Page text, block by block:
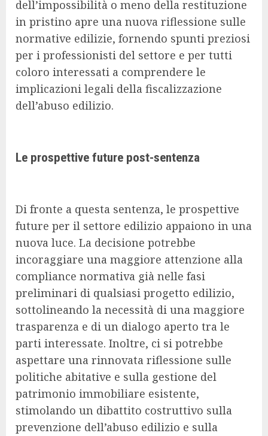
dell’impossibilità o meno della restituzione
in pristino apre una nuova riflessione sulle
normative edilizie, fornendo spunti preziosi
per i professionisti del settore e per tutti
coloro interessati a comprendere le
implicazioni legali della fiscalizzazione
dell’abuso edilizio.
Le prospettive future post-sentenza
Di fronte a questa sentenza, le prospettive
future per il settore edilizio appaiono in una
nuova luce. La decisione potrebbe
incoraggiare una maggiore attenzione alla
compliance normativa già nelle fasi
preliminari di qualsiasi progetto edilizio,
sottolineando la necessità di una maggiore
trasparenza e di un dialogo aperto tra le
parti interessate. Inoltre, ci si potrebbe
aspettare una rinnovata riflessione sulle
politiche abitative e sulla gestione del
patrimonio immobiliare esistente,
stimolando un dibattito costruttivo sulla
prevenzione dell’abuso edilizio e sulla